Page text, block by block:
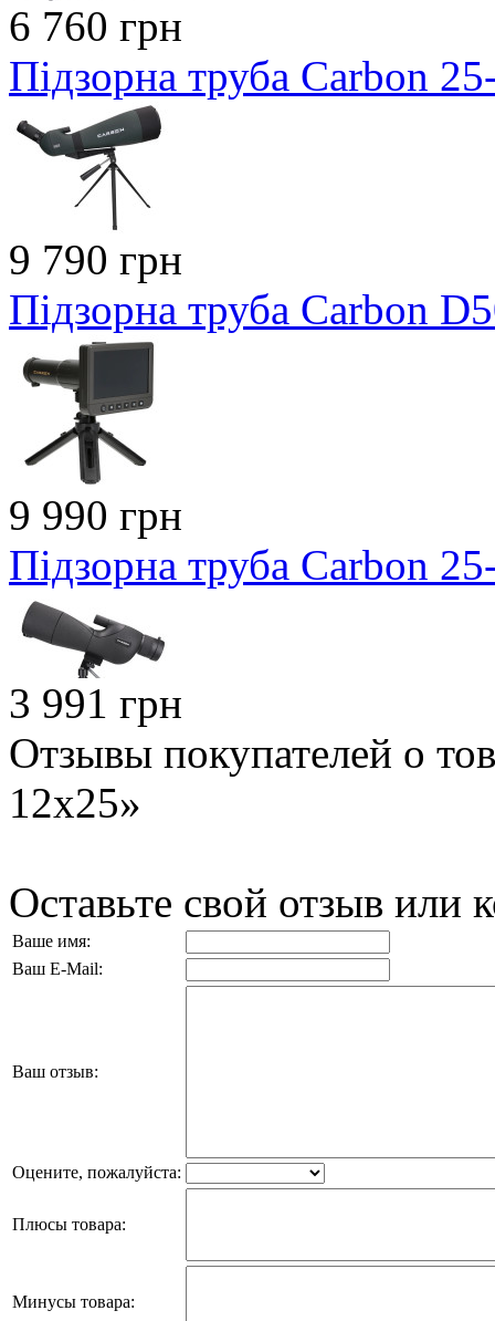
6 760 грн
Підзорна труба Carbon
9 790 грн
Підзорна труба Carbon
9 990 грн
Підзорна труба Carbon
3 991 грн
Отзывы покупателей о
12x25»
Оставьте свой отзыв или
Ваше имя:
Ваш E-Mail:
Ваш отзыв:
Оцените, пожалуйста:
Плюсы товара:
Минусы товара: